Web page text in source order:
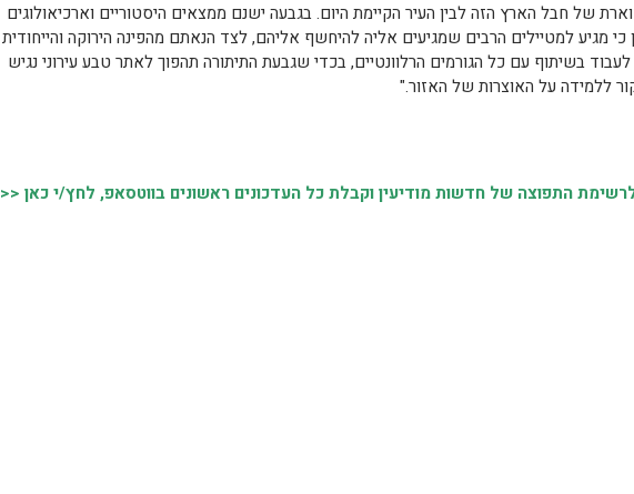
של חבל הארץ הזה לבין העיר הקיימת היום. בגבעה ישנם ממצאים היסטוריים וארכיאולוגים
כי מגיע למטיילים הרבים שמגיעים אליה להיחשף אליהם, לצד הנאתם מהפינה הירוקה והייחודית
בשיתוף עם כל הגורמים הרלוונטיים, בכדי שגבעת התיתורה תהפוך לאתר טבע עירוני נגיש
ללמידה על האוצרות של האזור."
התפוצה של חדשות מודיעין וקבלת כל העדכונים ראשונים בווטסאפ, לחץ/י כאן <<